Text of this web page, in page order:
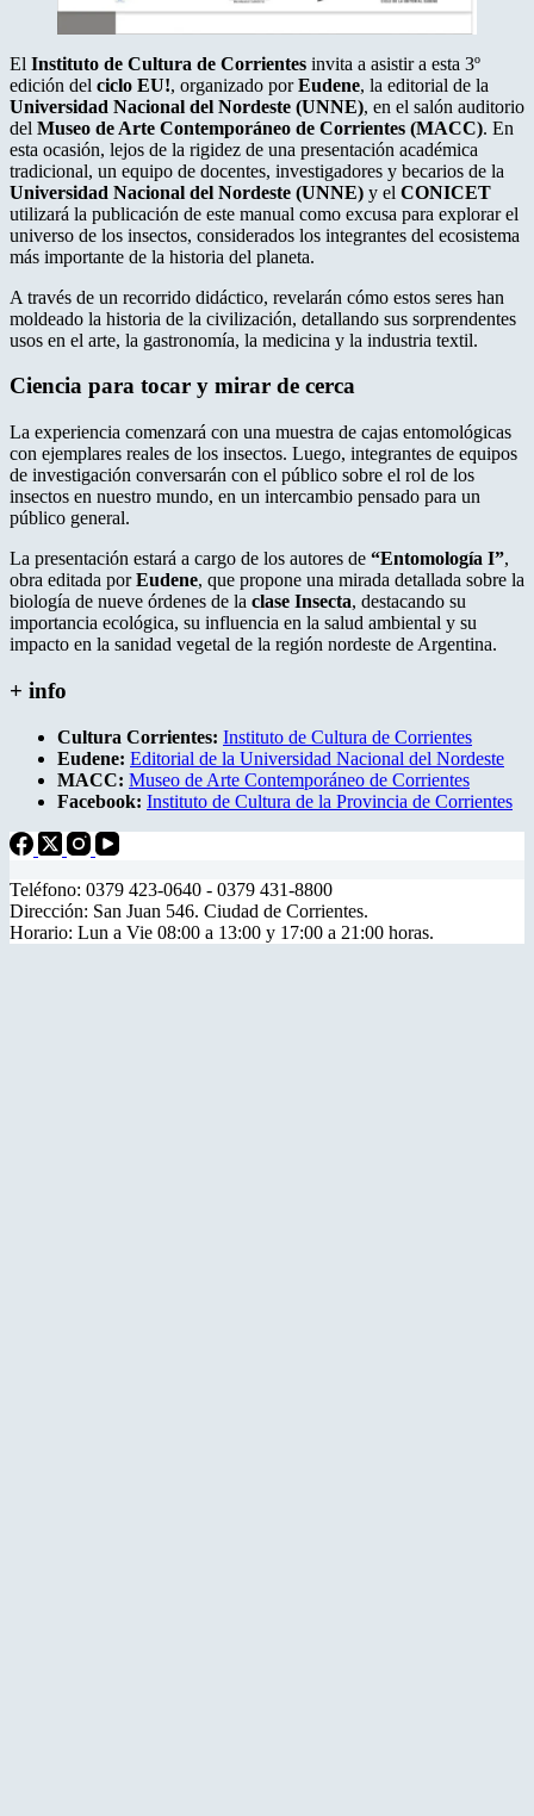
El Instituto de Cultura de Corrientes invita a asistir a esta 3º
edición del ciclo EU!, organizado porEudene, la editorial de la
Universidad Nacional del Nordeste (UNNE), en el salón auditorio
del Museo de Arte Contemporáneo de Corrientes (MACC). En
esta ocasión, lejos de la rigidez de una presentación académica
tradicional, un equipo de docentes, investigadores y becarios de la
Universidad Nacional del Nordeste (UNNE) y el CONICET
utilizará la publicación de este manual como excusa para explorar el
universo de los insectos, considerados los integrantes del ecosistema
más importante de la historia del planeta.
A través de un recorrido didáctico, revelarán cómo estos seres han
moldeado la historia de la civilización, detallando sus sorprendentes
usos en el arte, la gastronomía, la medicina y la industria textil.
Ciencia para tocar y mirar de cerca
La experiencia comenzará con una muestra de cajas entomológicas
con ejemplares reales de los insectos. Luego, integrantes de equipos
de investigación conversarán con el público sobre el rol de los
insectos en nuestro mundo, en un intercambio pensado para un
público general.
La presentación estará a cargo de los autores de “Entomología I”,
obra editada porEudene, que propone una mirada detallada sobre la
biología de nueve órdenes de la clase Insecta, destacando su
importancia ecológica, su influencia en la salud ambiental y su
impacto en la sanidad vegetal de la región nordeste de Argentina.
+ info
Cultura Corrientes: Instituto de Cultura de Corrientes
Eudene: Editorial de la Universidad Nacional del Nordeste
MACC: Museo de Arte Contemporáneo de Corrientes
Facebook: Instituto de Cultura de la Provincia de Corrientes
Teléfono: 0379 423-0640 - 0379 431-8800
Dirección: San Juan 546. Ciudad de Corrientes.
Horario: Lun a Vie 08:00 a 13:00 y 17:00 a 21:00 horas.